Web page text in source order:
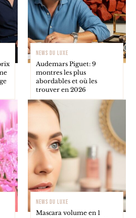
NEWS DU LUXE
Audemars Piguet: 9
montres les plus
abordables et où les
trouver en 2026
NEWS DU LUXE
Mascara volume en 1